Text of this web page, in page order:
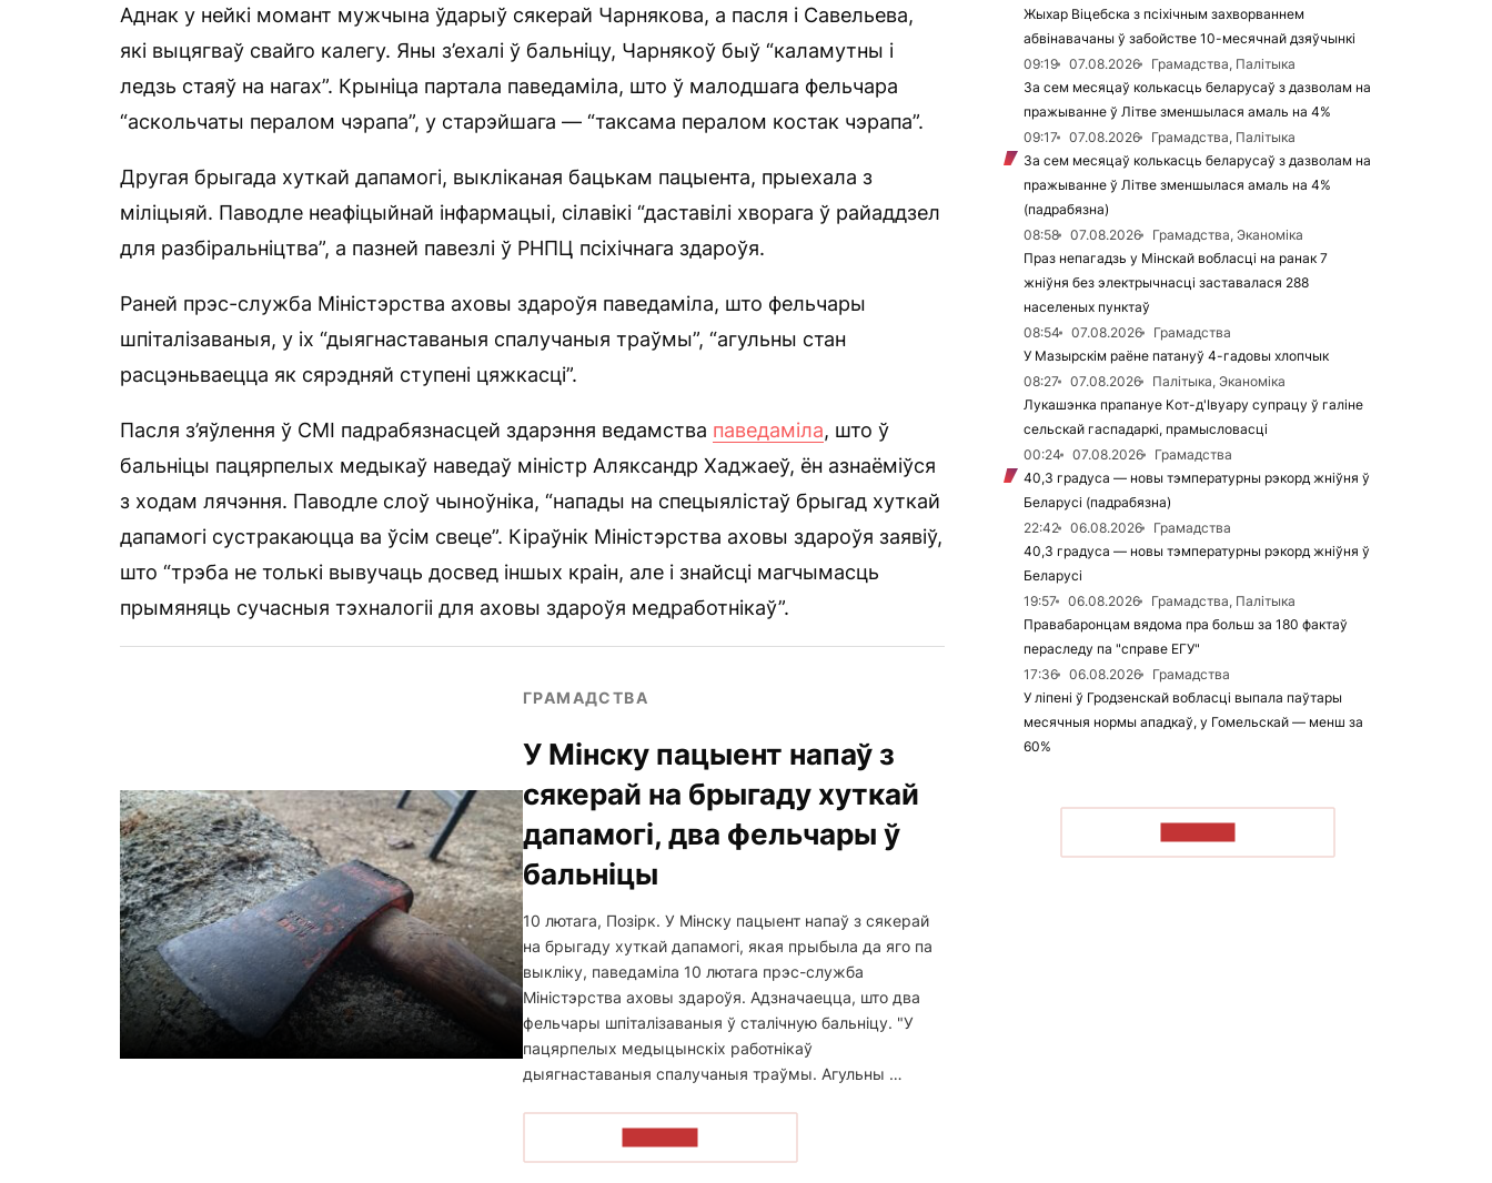
Аднак у нейкі момант мужчына ўдарыў сякерай Чарнякова, а пасля і Савельева,
які выцягваў свайго калегу. Яны з’ехалі ў бальніцу, Чарнякоў быў “каламутны і
ледзь стаяў на нагах”. Крыніца партала паведаміла, што ў малодшага фельчара
“аскольчаты пералом чэрапа”, у старэйшага — “таксама пералом костак чэрапа”.
Другая брыгада хуткай дапамогі, выкліканая бацькам пацыента, прыехала з
міліцыяй. Паводле неафіцыйнай інфармацыі, сілавікі “даставілі хворага ў райаддзел
для разбіральніцтва”, а пазней павезлі ў РНПЦ псіхічнага здароўя.
Раней прэс-служба Міністэрства аховы здароўя паведаміла, што фельчары
шпіталізаваныя, у іх “дыягнаставаныя спалучаныя траўмы”, “агульны стан
расцэньваецца як сярэдняй ступені цяжкасці”.
Пасля з’яўлення ў СМІ падрабязнасцей здарэння ведамства паведаміла, што ў
бальніцы пацярпелых медыкаў наведаў міністр Аляксандр Хаджаеў, ён азнаёміўся
з ходам лячэння. Паводле слоў чыноўніка, “напады на спецыялістаў брыгад хуткай
дапамогі сустракаюцца ва ўсім свеце”. Кіраўнік Міністэрства аховы здароўя заявіў,
што “трэба не толькі вывучаць досвед іншых краін, але і знайсці магчымасць
прымяняць сучасныя тэхналогіі для аховы здароўя медработнікаў”.
ГРАМАДСТВА
У Мінску пацыент напаў з
сякерай на брыгаду хуткай
дапамогі, два фельчары ў
бальніцы
10 лютага, Позірк. У Мінску пацыент напаў з сякерай
на брыгаду хуткай дапамогі, якая прыбыла да яго па
выкліку, паведаміла 10 лютага прэс-служба
Міністэрства аховы здароўя. Адзначаецца, што два
фельчары шпіталізаваныя ў сталічную бальніцу. "У
пацярпелых медыцынскіх работнікаў
дыягнаставаныя спалучаныя траўмы. Агульны …
Жыхар Віцебска з псіхічным захворваннем
абвінавачаны ў забойстве 10-месячнай дзяўчынкі
09:19
07.08.2026
Грамадства, Палітыка
За сем месяцаў колькасць беларусаў з дазволам на
пражыванне ў Літве зменшылася амаль на 4%
09:17
07.08.2026
Грамадства, Палітыка
За сем месяцаў колькасць беларусаў з дазволам на
пражыванне ў Літве зменшылася амаль на 4%
(падрабязна)
08:58
07.08.2026
Грамадства, Эканоміка
Праз непагадзь у Мінскай вобласці на ранак 7
жніўня без электрычнасці заставалася 288
населеных пунктаў
08:54
07.08.2026
Грамадства
У Мазырскім раёне патануў 4-гадовы хлопчык
08:27
07.08.2026
Палітыка, Эканоміка
Лукашэнка прапануе Кот-д'Івуару супрацу ў галіне
сельскай гаспадаркі, прамысловасці
00:24
07.08.2026
Грамадства
40,3 градуса — новы тэмпературны рэкорд жніўня ў
Беларусі (падрабязна)
22:42
06.08.2026
Грамадства
40,3 градуса — новы тэмпературны рэкорд жніўня ў
Беларусі
19:57
06.08.2026
Грамадства, Палітыка
Правабаронцам вядома пра больш за 180 фактаў
пераследу па "справе ЕГУ"
17:36
06.08.2026
Грамадства
У ліпені ў Гродзенскай вобласці выпала паўтары
месячныя нормы ападкаў, у Гомельскай — менш за
60%